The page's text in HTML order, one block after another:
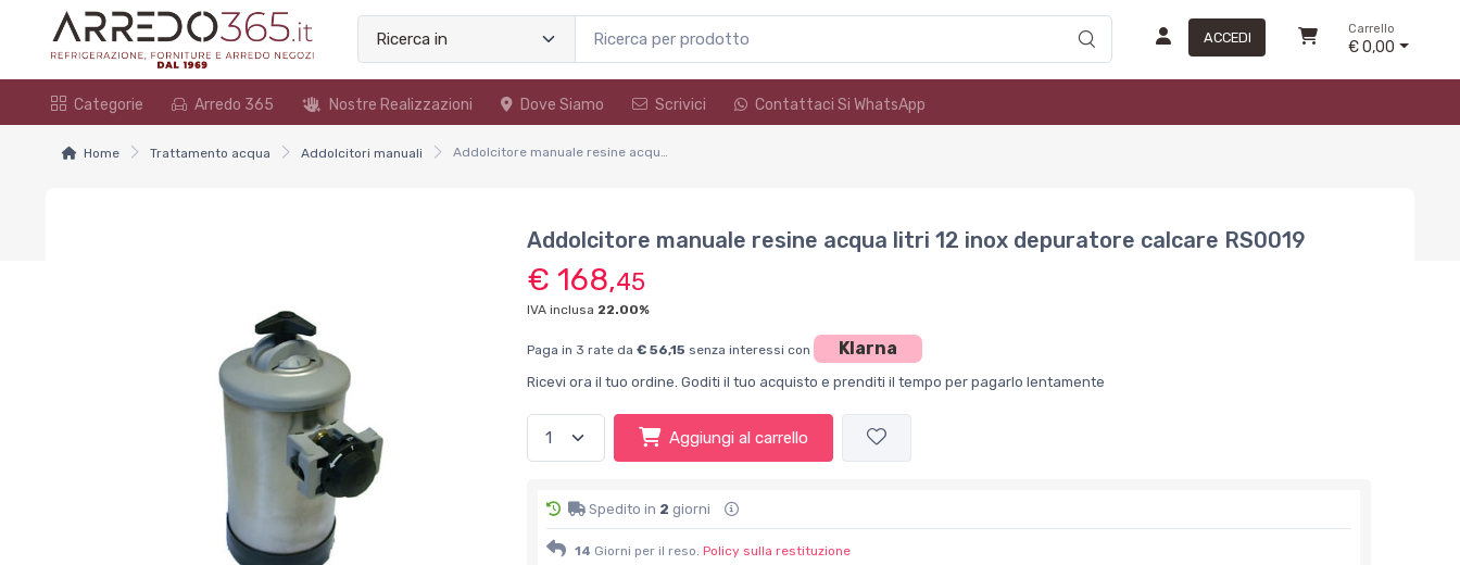
ACCEDI
Carrello
€ 0,00
Categorie Arredo 365 Nostre Realizzazioni Dove Siamo Scrivici Contattaci Si WhatsApp
Home Trattamento acqua Addolcitori manuali Addolcitore manuale resine acqua litri 12 inox depuratore calcare RS0019
Addolcitore manuale resine acqua litri 12 inox depuratore calcare RS0019
€ 168,45
IVA inclusa 22.00%
Paga in 3 rate da€ 56,15 senza interessi con Klarna
Ricevi ora il tuo ordine. Goditi il tuo acquisto e prenditi il tempo per pagarlo lentamente
Aggiungi al carrello
Spedito in 2 giorni
14 Giorni per il reso.Policy sulla restituzione